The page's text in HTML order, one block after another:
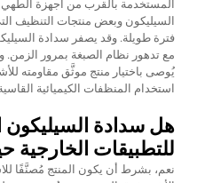
المستخدمة بالقرب من أجهزة الطهي
السيليكون وبعض منتجات التنظيف
فترة طويلة. وقد يصفر سدادة
مع تدهور نظام الصبغة بمرور
يُوصى باختيار منتج موثَّق مقاومته
استخدام المنظفات الكيميائية
هل سدادة السيليكون
للتطبيقات الخارجية
نعم، بشرط أن يكون المنتج مُصنَّفًا